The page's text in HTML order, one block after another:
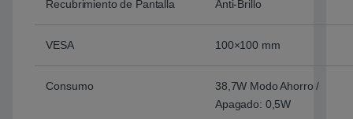
Recubrimiento de Pantalla Anti-Brillo
VESA 100×100 mm
Consumo
38,7W Modo Ahorro /
Apagado: 0,5W